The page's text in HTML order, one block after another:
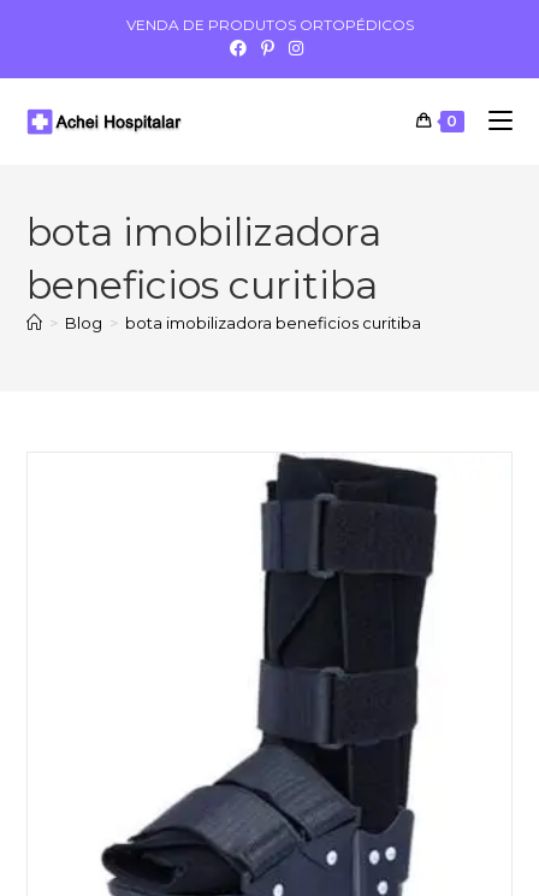
VENDA DE PRODUTOS ORTOPÉDICOS
0
bota imobilizadora
beneficios curitiba
> Blog > bota imobilizadora beneficios curitiba